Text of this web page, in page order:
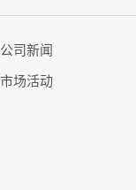
公司新闻
市场活动